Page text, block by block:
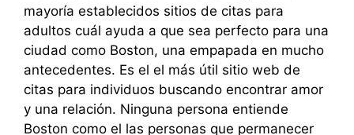
mayoría establecidos sitios de citas para
adultos cuál ayuda a que sea perfecto para una
ciudad como Boston, una empapada en mucho
antecedentes. Es el el más útil sitio web de
citas para individuos buscando encontrar amor
y una relación. Ninguna persona entiende
Boston como el las personas que permanecer